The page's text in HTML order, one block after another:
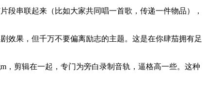
串联起来（比如大家共同唱一首歌，传递一件物品），
效果，但千万不要偏离励志的主题。这是在你肆茄拥有足
，剪辑在一起，专门为旁白录制音轨，逼格高一些。这种